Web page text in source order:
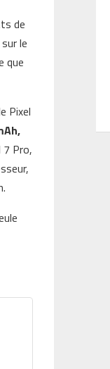
de
le
que
Pixel
7 Pro,